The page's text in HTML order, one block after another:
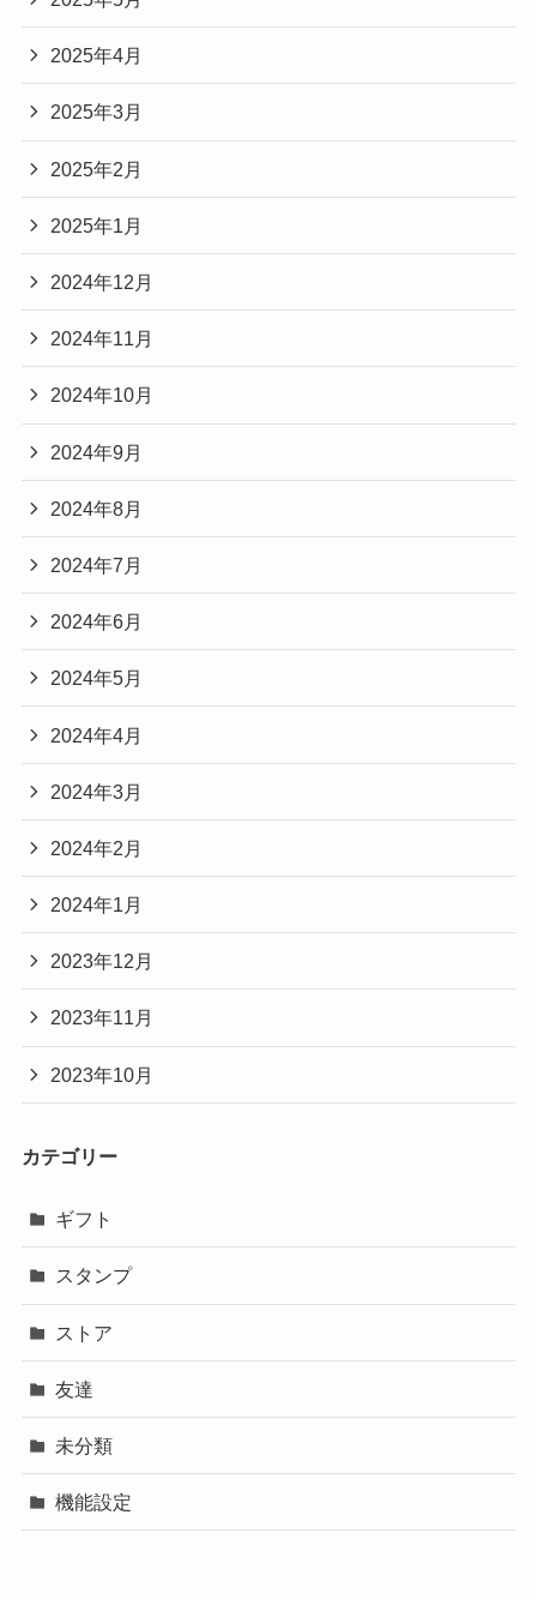
2025年4月
2025年3月
2025年2月
2025年1月
2024年12月
2024年11月
2024年10月
2024年9月
2024年8月
2024年7月
2024年6月
2024年5月
2024年4月
2024年3月
2024年2月
2024年1月
2023年12月
2023年11月
2023年10月
カテゴリー
ギフト
スタンプ
ストア
友達
未分類
機能設定